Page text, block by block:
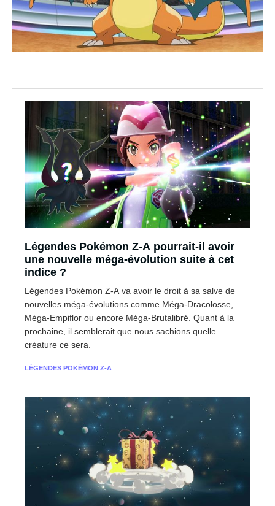
Légendes Pokémon Z-A pourrait-il avoir
une nouvelle méga-évolution suite à cet
indice ?
Légendes Pokémon Z-A va avoir le droit à sa salve de
nouvelles méga-évolutions comme Méga-Dracolosse,
Méga-Empiflor ou encore Méga-Brutalibré. Quant à la
prochaine, il semblerait que nous sachions quelle
créature ce sera.
LÉGENDES POKÉMON Z-A